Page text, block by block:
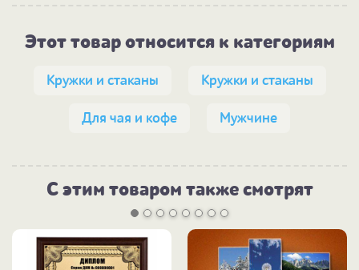
Этот товар относится к категориям
Кружки и стаканы Кружки и стаканы
Для чая и кофе Мужчине
С этим товаром также смотрят